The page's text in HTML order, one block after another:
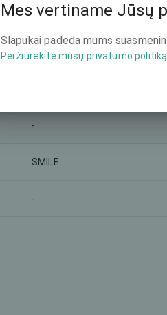
Rinkodaros pavadinimas
-
-
SMILE
-
Mes vertiname Jūsų
Slapukai padeda mums
Peržiūrėkite mūsų privatumo politiką